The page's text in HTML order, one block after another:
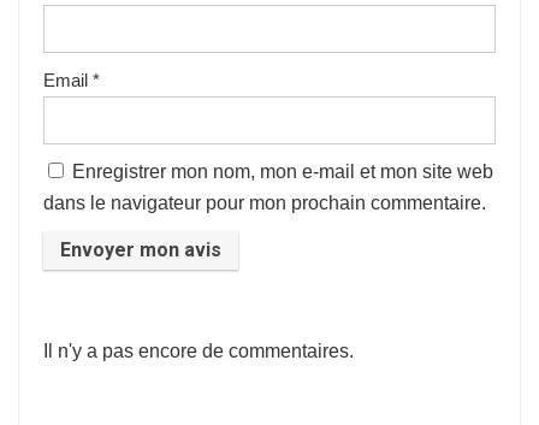
Email *
Enregistrer mon nom, mon e-mail et mon site web
dans le navigateur pour mon prochain commentaire.
Il n'y a pas encore de commentaires.